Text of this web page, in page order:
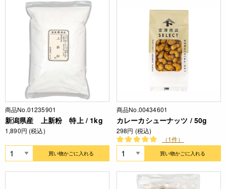
商品No.01235901
新潟県産 上新粉 特上 / 1kg
1,890円 (税込)
買い物かごに入れる
商品No.00434601
カレーカシューナッツ / 50g
298円 (税込)
（1件）
買い物かごに入れる